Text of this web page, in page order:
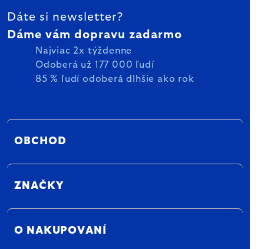
Dáte si newsletter?
Dáme vám dopravu zadarmo
Najviac 2x týždenne
Odoberá už 177 000 ľudí
85 % ľudí odoberá dlhšie ako rok
OBCHOD
ZNAČKY
O NAKUPOVANÍ